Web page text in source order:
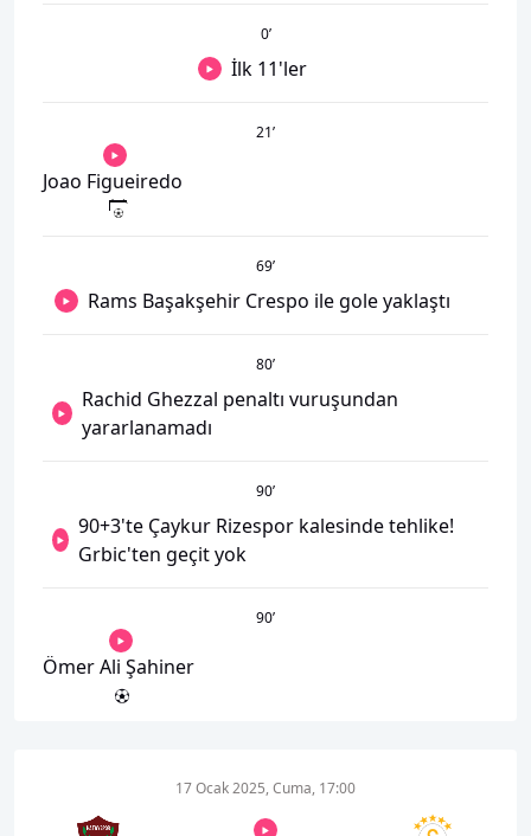
0’
İlk 11'ler
21’
Joao Figueiredo
69’
Rams Başakşehir Crespo ile gole yaklaştı
80’
Rachid Ghezzal penaltı vuruşundan
yararlanamadı
90’
90+3'te Çaykur Rizespor kalesinde tehlike!
Grbic'ten geçit yok
90’
Ömer Ali Şahiner
17 Ocak 2025, Cuma, 17:00